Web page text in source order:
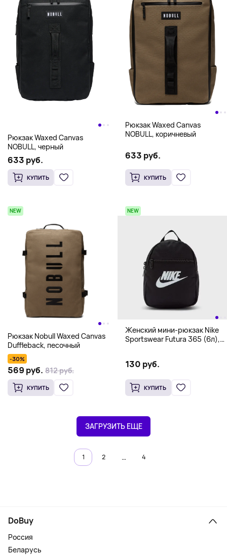
Рюкзак Waxed Canvas
NOBULL, черный
633 руб.
КУПИТЬ
Рюкзак Waxed Canvas
NOBULL, коричневый
633 руб.
КУПИТЬ
NEW
Рюкзак Nobull Waxed Canvas
Duffleback, песочный
-30%
569 руб. 812 руб.
КУПИТЬ
NEW
Женский мини-рюкзак Nike
Sportswear Futura 365 (6л),
130 руб.
КУПИТЬ
ЗАГРУЗИТЬ ЕЩЕ
1 2 … 4
DoBuy
Россия
Беларусь